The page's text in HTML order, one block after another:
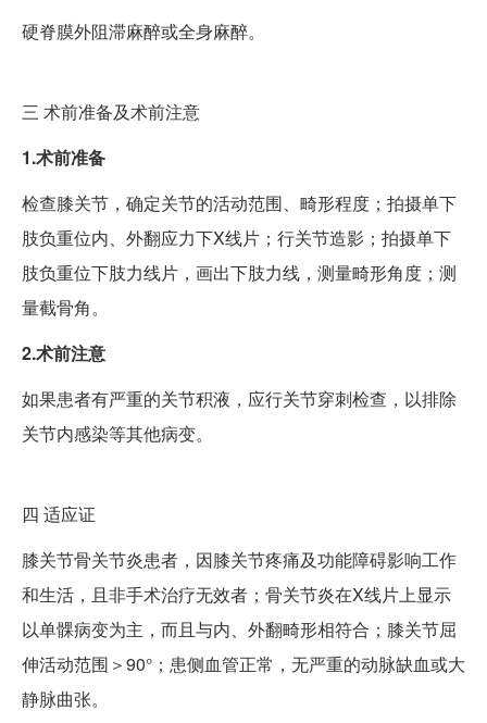
硬脊膜外阻滞麻醉或全身麻醉。
三 术前准备及术前注意
1.术前准备
检查膝关节，确定关节的活动范围、畸形程度；拍摄单下
肢负重位内、外翻应力下X线片；行关节造影；拍摄单下
肢负重位下肢力线片，画出下肢力线，测量畸形角度；测
量截骨角。
2.术前注意
如果患者有严重的关节积液，应行关节穿刺检查，以排除
关节内感染等其他病变。
四 适应证
膝关节骨关节炎患者，因膝关节疼痛及功能障碍影响工作
和生活，且非手术治疗无效者；骨关节炎在X线片上显示
以单髁病变为主，而且与内、外翻畸形相符合；膝关节屈
伸活动范围＞90°；患侧血管正常，无严重的动脉缺血或大
静脉曲张。